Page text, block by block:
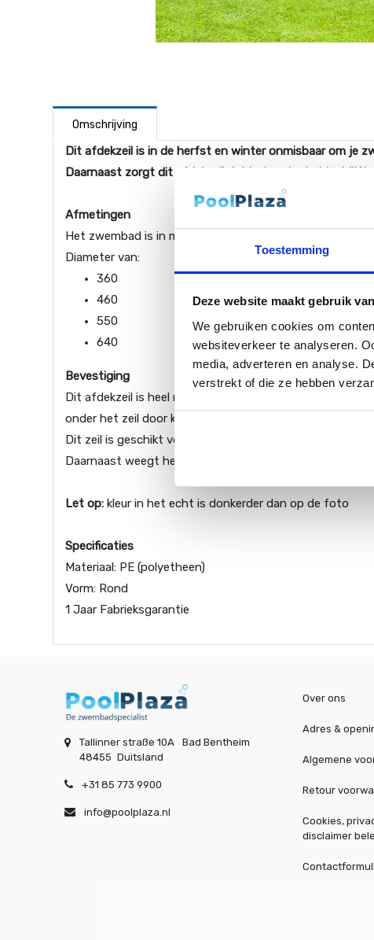
Toestemming
Deze website maakt gebruik
We gebruiken cookies om
websiteverkeer te analyseren.
media, adverteren en analyse.
verstrekt of die ze hebben
Omschrijving
Dit afdekzeil is in de herfst en winter onmisbaar om je
Daarnaast zorgt dit afdekzeil dat het water helder
Afmetingen
Het zwembad is in meerdere maten verkrijgbaar zodat
Diameter van:
360
460
550
640
Bevestiging
Dit afdekzeil is heel makkelijk zelf te bevestigen met
onder het zeil door komt.
Dit zeil is geschikt voor een zwembad met de diameter
Daarnaast weegt het zeil 110 g/m2
Let op:kleur in het echt is donkerder dan op de foto
Specificaties
Materiaal: PE (polyetheen)
Vorm: Rond
1 Jaar Fabrieksgarantie
Tallinner straße 10A
Bad Bentheim
48455 Duitsland
+31 85 773 9900
info@poolplaza.nl
Over ons
Adres &
Algemene
Retour
Cookies,
disclaimer